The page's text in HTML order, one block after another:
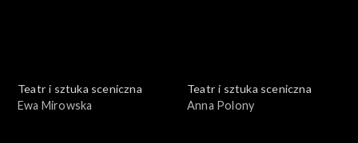
Teatr i sztuka sceniczna
Ewa Mirowska
Teatr i sztuka sceniczna
Anna Polony